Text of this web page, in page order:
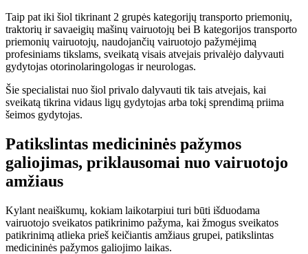
Taip pat iki šiol tikrinant 2 grupės kategorijų transporto priemonių,
traktorių ir savaeigių mašinų vairuotojų bei B kategorijos transporto
priemonių vairuotojų, naudojančių vairuotojo pažymėjimą
profesiniams tikslams, sveikatą visais atvejais privalėjo dalyvauti
gydytojas otorinolaringologas ir neurologas.
Šie specialistai nuo šiol privalo dalyvauti tik tais atvejais, kai
sveikatą tikrina vidaus ligų gydytojas arba tokį sprendimą priima
šeimos gydytojas.
Patikslintas medicininės pažymos
galiojimas, priklausomai nuo vairuotojo
amžiaus
Kylant neaiškumų, kokiam laikotarpiui turi būti išduodama
vairuotojo sveikatos patikrinimo pažyma, kai žmogus sveikatos
patikrinimą atlieka prieš keičiantis amžiaus grupei, patikslintas
medicininės pažymos galiojimo laikas.